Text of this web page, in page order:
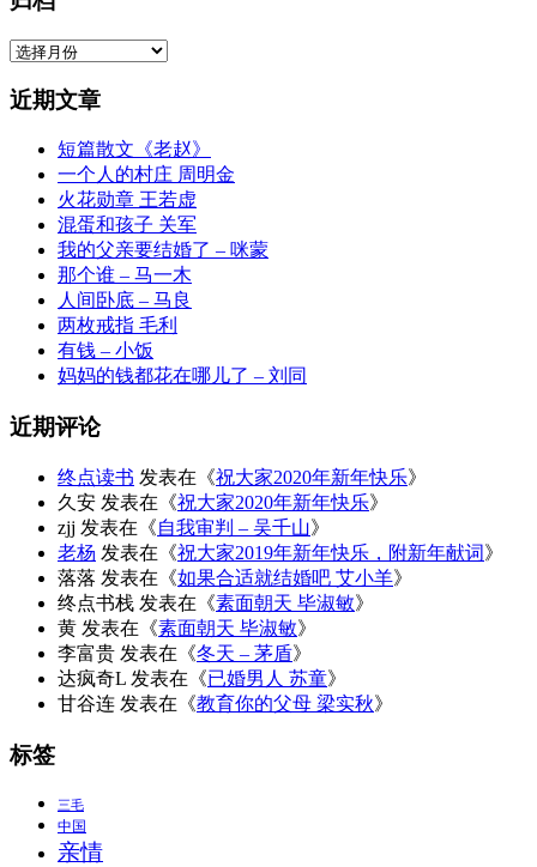
归
近期文章
短篇散文《老赵》
一个人的村庄 周明金
火花勋章 王若虚
混蛋和孩子 关军
我的父亲要结婚了 – 咪蒙
那个谁 – 马一木
人间卧底 – 马良
两枚戒指 毛利
有钱 – 小饭
妈妈的钱都花在哪儿了 – 刘同
近期评论
终点读书 发表在《祝大家2020年新年快乐》
久安 发表在《祝大家2020年新年快乐》
zjj 发表在《自我审判 – 吴千山》
老杨 发表在《祝大家2019年新年快乐，附新年献词》
落落 发表在《如果合适就结婚吧 艾小羊》
终点书栈 发表在《素面朝天 毕淑敏》
黄 发表在《素面朝天 毕淑敏》
李富贵 发表在《冬天 – 茅盾》
达疯奇L 发表在《已婚男人 苏童》
甘谷连 发表在《教育你的父母 梁实秋》
标签
三毛
中国
亲情